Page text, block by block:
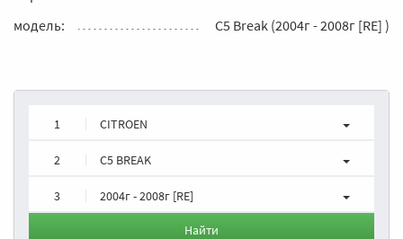
модель:
C5 Break (2004г - 2008г [RE] )
1 CITROEN
2 C5 BREAK
3 2004г - 2008г [RE]
Найти